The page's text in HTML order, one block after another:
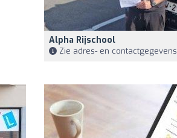
Alpha Rijschool
Zie adres- en contactgegevens